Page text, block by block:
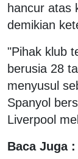
hancur atas
demikian
"Pihak klub
berusia 28
menyusul
Spanyol
Liverpool
Baca Juga :